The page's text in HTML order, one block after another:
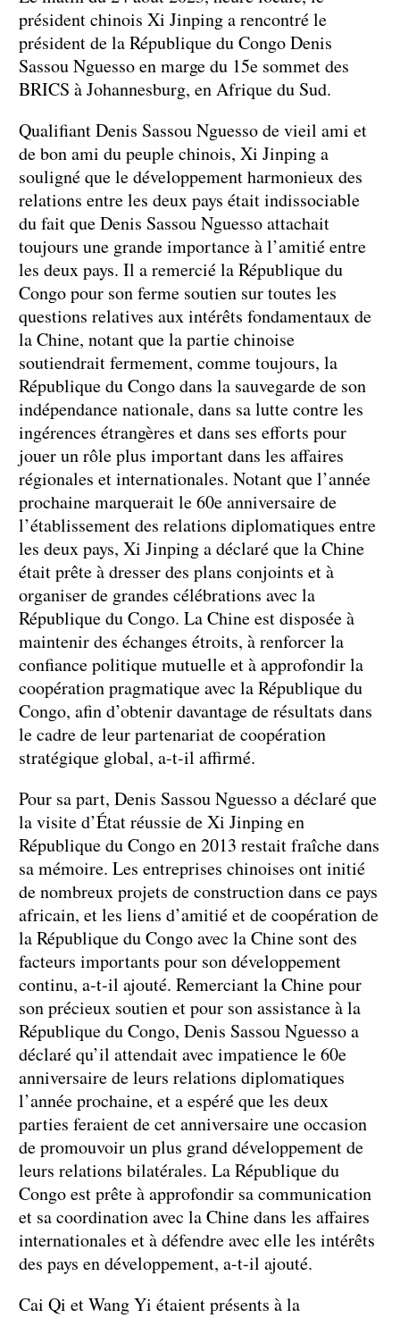
président chinois Xi Jinping a rencontré le
président de la République du Congo Denis
Sassou Nguesso en marge du 15e sommet des
BRICS à Johannesburg, en Afrique du Sud.
Qualifiant Denis Sassou Nguesso de vieil ami et
de bon ami du peuple chinois, Xi Jinping a
souligné que le développement harmonieux des
relations entre les deux pays était indissociable
du fait que Denis Sassou Nguesso attachait
toujours une grande importance à l’amitié entre
les deux pays. Il a remercié la République du
Congo pour son ferme soutien sur toutes les
questions relatives aux intérêts fondamentaux de
la Chine, notant que la partie chinoise
soutiendrait fermement, comme toujours, la
République du Congo dans la sauvegarde de son
indépendance nationale, dans sa lutte contre les
ingérences étrangères et dans ses efforts pour
jouer un rôle plus important dans les affaires
régionales et internationales. Notant que l’année
prochaine marquerait le 60e anniversaire de
l’établissement des relations diplomatiques entre
les deux pays, Xi Jinping a déclaré que la Chine
était prête à dresser des plans conjoints et à
organiser de grandes célébrations avec la
République du Congo. La Chine est disposée à
maintenir des échanges étroits, à renforcer la
confiance politique mutuelle et à approfondir la
coopération pragmatique avec la République du
Congo, afin d’obtenir davantage de résultats dans
le cadre de leur partenariat de coopération
stratégique global, a-t-il affirmé.
Pour sa part, Denis Sassou Nguesso a déclaré que
la visite d’État réussie de Xi Jinping en
République du Congo en 2013 restait fraîche dans
sa mémoire. Les entreprises chinoises ont initié
de nombreux projets de construction dans ce pays
africain, et les liens d’amitié et de coopération de
la République du Congo avec la Chine sont des
facteurs importants pour son développement
continu, a-t-il ajouté. Remerciant la Chine pour
son précieux soutien et pour son assistance à la
République du Congo, Denis Sassou Nguesso a
déclaré qu’il attendait avec impatience le 60e
anniversaire de leurs relations diplomatiques
l’année prochaine, et a espéré que les deux
parties feraient de cet anniversaire une occasion
de promouvoir un plus grand développement de
leurs relations bilatérales. La République du
Congo est prête à approfondir sa communication
et sa coordination avec la Chine dans les affaires
internationales et à défendre avec elle les intérêts
des pays en développement, a-t-il ajouté.
Cai Qi et Wang Yi étaient présents à la